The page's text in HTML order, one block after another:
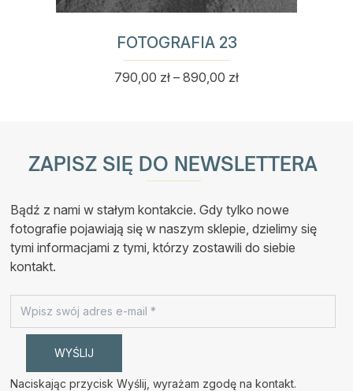
FOTOGRAFIA 23
790,00 zł – 890,00 złZakres
Opcje
można
wybrać
stronie
produktu
ZAPISZ SIĘ DO NEWSLETTERA
Bądź z nami w stałym kontakcie. Gdy tylko nowe
fotografie pojawiają się w naszym sklepie, dzielimy się
tymi informacjami z tymi, którzy zostawili do siebie
kontakt.
Naciskając przycisk Wyślij, wyrażam zgodę na kontakt.